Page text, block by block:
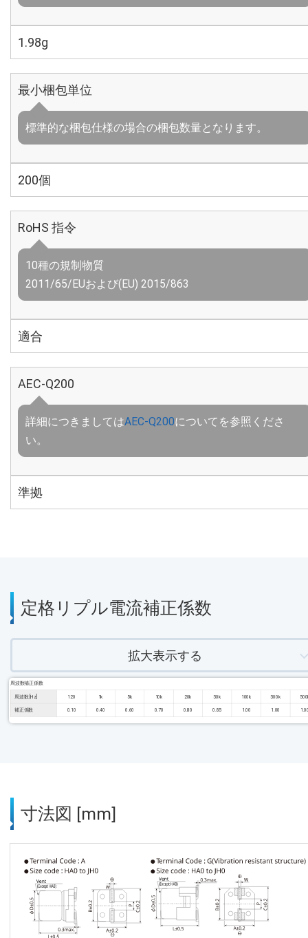
1.98g
最小梱包単位
標準的な梱包仕様の場合の梱包数量となります。
200個
RoHS 指令
10種の規制物質
2011/65/EUおよび(EU) 2015/863
適合
AEC-Q200
詳細につきましてはAEC-Q200についてを参照くださ
い。
準拠
定格リプル電流補正係数
拡大表示する
周波数補正係数
周波数 [Hz] 120 1k 5k 10k 20k 30k 100k 300k
補正係数 0.10 0.40 0.60 0.70 0.80 0.85 1.00 1.00
寸法図 [mm]